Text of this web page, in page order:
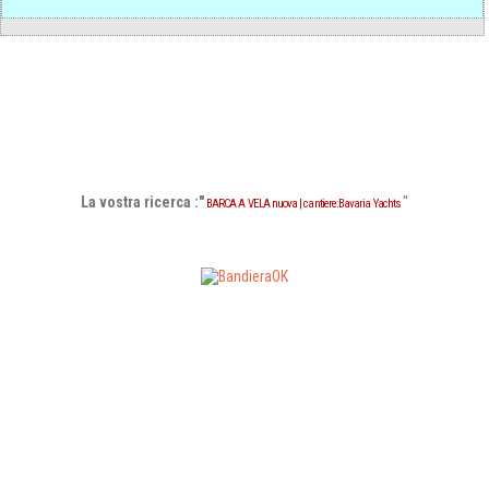
La vostra ricerca :"BARCA A VELA nuova | cantiere:Bavaria Yachts"